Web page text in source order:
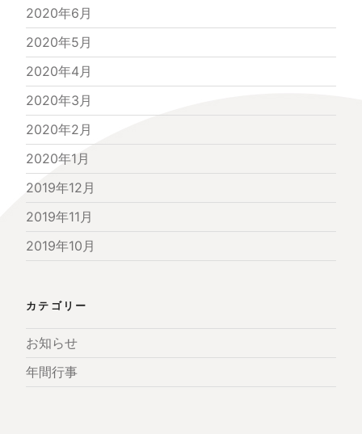
2020年6月
2020年5月
2020年4月
2020年3月
2020年2月
2020年1月
2019年12月
2019年11月
2019年10月
カテゴリー
お知らせ
年間行事